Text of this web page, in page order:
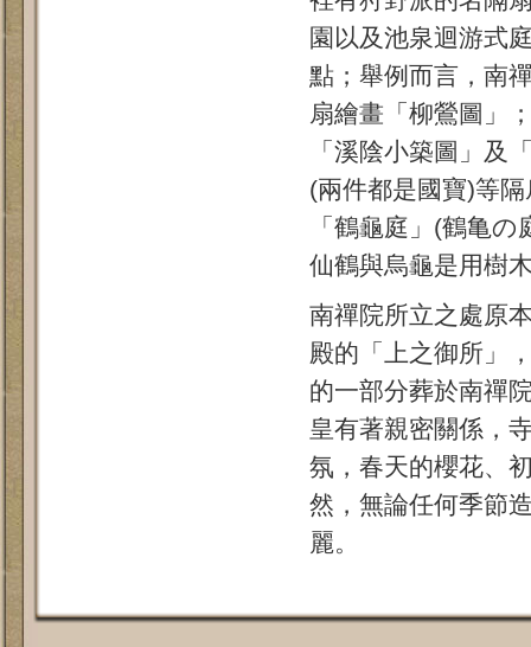
園以及池泉迴游式
點；舉例而言，南
扇繪畫「柳鶯圖」
「溪陰小築圖」及
(兩件都是國寶)等
「鶴龜庭」(鶴亀
仙鶴與烏龜是用樹
南禪院所立之處原
殿的「上之御所」
的一部分葬於南禪
皇有著親密關係，
氛，春天的櫻花、
然，無論任何季節
麗。